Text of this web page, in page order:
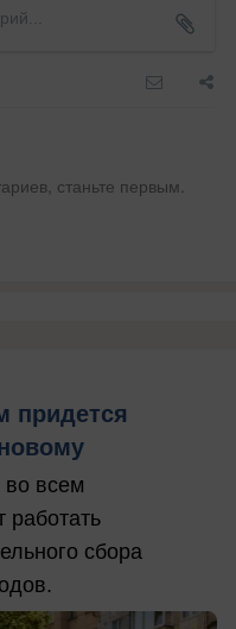
станьте первым.
придется
во всем
работать
сбора